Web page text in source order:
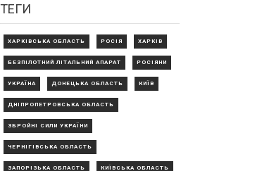
ТЕГИ
ХАРКІВСЬКА ОБЛАСТЬ РОСІЯ ХАРКІВ
БЕЗПІЛОТНИЙ ЛІТАЛЬНИЙ АПАРАТ РОСІЯНИ
УКРАЇНА ДОНЕЦЬКА ОБЛАСТЬ КИЇВ
ДНІПРОПЕТРОВСЬКА ОБЛАСТЬ
ЗБРОЙНІ СИЛИ УКРАЇНИ
ЧЕРНІГІВСЬКА ОБЛАСТЬ
ЗАПОРІЗЬКА ОБЛАСТЬ КИЇВСЬКА ОБЛАСТЬ